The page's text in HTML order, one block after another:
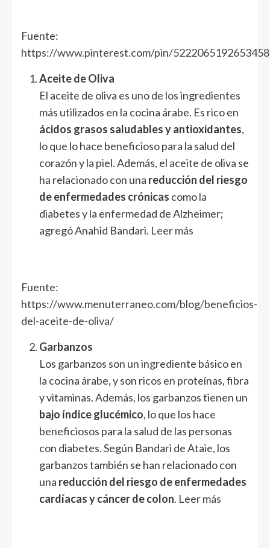
Fuente:
https://www.pinterest.com/pin/
Aceite de Oliva
El aceite de oliva es uno de los ingredientes
más utilizados en la cocina árabe. Es rico en
ácidos grasos saludables y antioxidantes,
lo que lo hace beneficioso para la salud del
corazón y la piel. Además, el aceite de oliva se
ha relacionado con una reducción del riesgo
de enfermedades crónicas como la
diabetes y la enfermedad de Alzheimer;
agregó Anahid Bandari. Leer más
Fuente:
https://www.menuterraneo.com/blog/beneficios-
del-aceite-de-oliva/
Garbanzos
Los garbanzos son un ingrediente básico en
la cocina árabe, y son ricos en proteínas, fibra
y vitaminas. Además, los garbanzos tienen un
bajo índice glucémico, lo que los hace
beneficiosos para la salud de las personas
con diabetes. Según Bandari de Ataie, los
garbanzos también se han relacionado con
una reducción del riesgo de enfermedades
cardíacas y cáncer de colon. Leer más